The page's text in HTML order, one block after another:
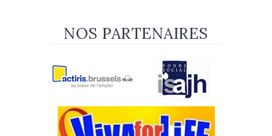
NOS PARTENAIRES